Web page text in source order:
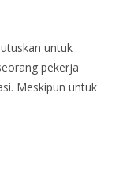
untuk
pekerja
Meskipun untuk